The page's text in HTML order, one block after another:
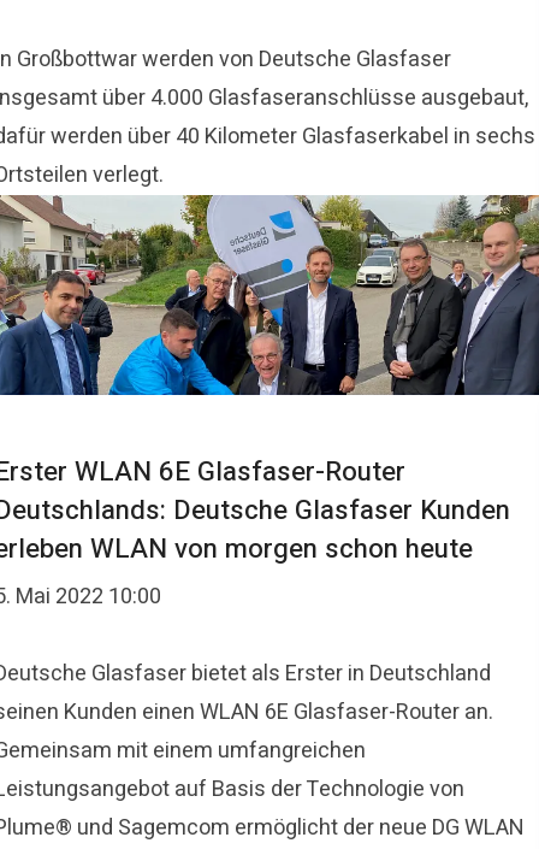
Großbottwar werden von Deutsche Glasfaser
über 4.000 Glasfaseranschlüsse ausgebaut,
werden über 40 Kilometer Glasfaserkabel in sechs
verlegt.
WLAN 6E Glasfaser-Router
Deutsche Glasfaser Kunden
WLAN von morgen schon heute
Mai 2022 10:00
Glasfaser bietet als Erster in Deutschland
Kunden einen WLAN 6E Glasfaser-Router an.
mit einem umfangreichen
auf Basis der Technologie von
und Sagemcom ermöglicht der neue DG WLAN